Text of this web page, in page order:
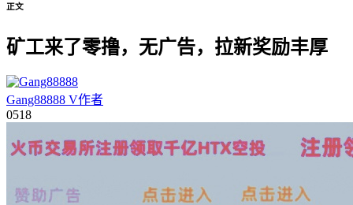
正文
矿工来了零撸，无广告，拉新奖励丰厚
Gang88888 V作者
0518